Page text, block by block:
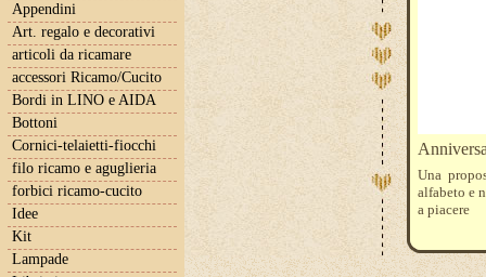
Appendini
Art. regalo e decorativi
articoli da ricamare
accessori Ricamo/Cucito
Bordi in LINO e AIDA
Bottoni
Cornici-telaietti-fiocchi
filo ricamo e aguglieria
forbici ricamo-cucito
Idee
Kit
Lampade
Una
alfabeto e
a piacere